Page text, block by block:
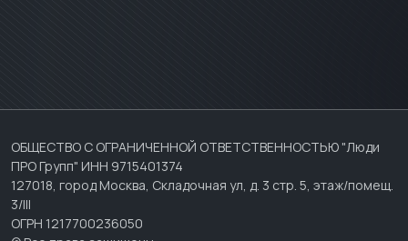
ОБЩЕСТВО С ОГРАНИЧЕННОЙ ОТВЕТСТВЕННОСТЬЮ "Люди
ПРО Групп" ИНН 9715401374
127018, город Москва, Складочная ул, д. 3 стр. 5, этаж/помещ.
3/III
ОГРН 1217700236050